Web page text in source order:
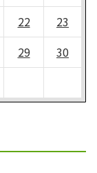
22
23
29
30